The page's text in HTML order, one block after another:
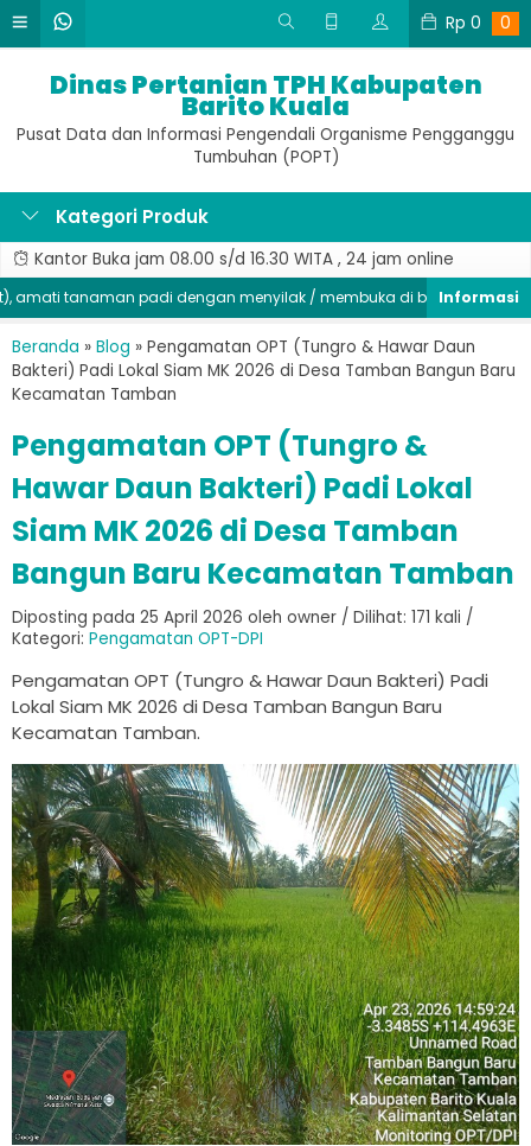
Rp 0 0
Dinas Pertanian TPH Kabupaten
Barito Kuala
Pusat Data dan Informasi Pengendali Organisme Pengganggu
Tumbuhan (POPT)
Kategori Produk
Kantor Buka jam 08.00 s/d 16.30 WITA , 24 jam online
tanaman padi dengan menyilak / membuka di bagian batang,
Beranda » Blog » Pengamatan OPT (Tungro & Hawar Daun
Bakteri) Padi Lokal Siam MK 2026 di Desa Tamban Bangun Baru
Kecamatan Tamban
Pengamatan OPT (Tungro &
Hawar Daun Bakteri) Padi Lokal
Siam MK 2026 di Desa Tamban
Bangun Baru Kecamatan Tamban
Diposting pada 25 April 2026 oleh owner / Dilihat: 171 kali /
Kategori: Pengamatan OPT-DPI
Pengamatan OPT (Tungro & Hawar Daun Bakteri) Padi
Lokal Siam MK 2026 di Desa Tamban Bangun Baru
Kecamatan Tamban.